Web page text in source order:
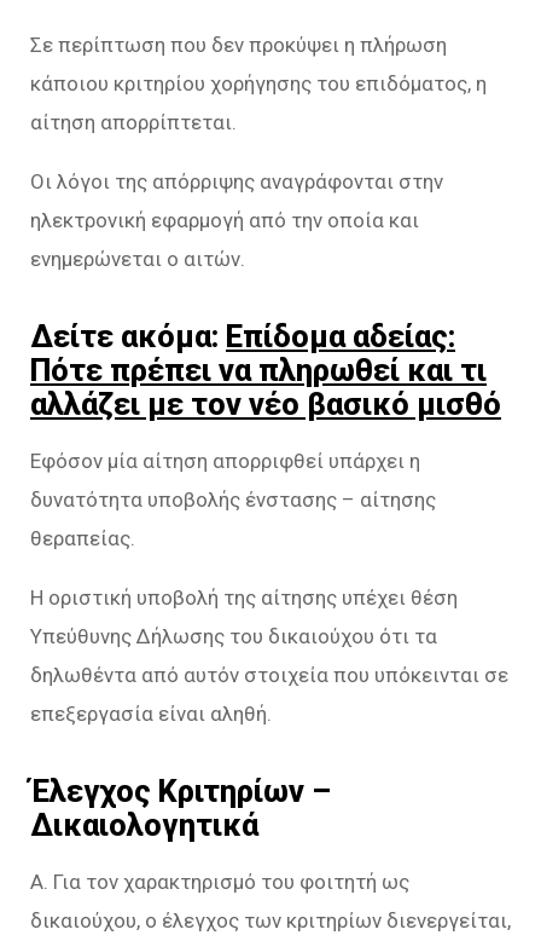
Σε περίπτωση που δεν προκύψει η πλήρωση
κάποιου κριτηρίου χορήγησης του επιδόματος, η
αίτηση απορρίπτεται.
Οι λόγοι της απόρριψης αναγράφονται στην
ηλεκτρονική εφαρμογή από την οποία και
ενημερώνεται ο αιτών.
Δείτε ακόμα: Επίδομα αδείας:
Πότε πρέπει να πληρωθεί και τι
αλλάζει με τον νέο βασικό μισθό
Εφόσον μία αίτηση απορριφθεί υπάρχει η
δυνατότητα υποβολής ένστασης – αίτησης
θεραπείας.
Η οριστική υποβολή της αίτησης υπέχει θέση
Υπεύθυνης Δήλωσης του δικαιούχου ότι τα
δηλωθέντα από αυτόν στοιχεία που υπόκεινται σε
επεξεργασία είναι αληθή.
Έλεγχος Κριτηρίων –
Δικαιολογητικά
Α. Για τον χαρακτηρισμό του φοιτητή ως
δικαιούχου, ο έλεγχος των κριτηρίων διενεργείται,